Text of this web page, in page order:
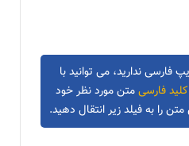
فارسی ندارید، می توانید با
فارسیمتن مورد نظر خود
را به فیلد زیر انتقال دهید.